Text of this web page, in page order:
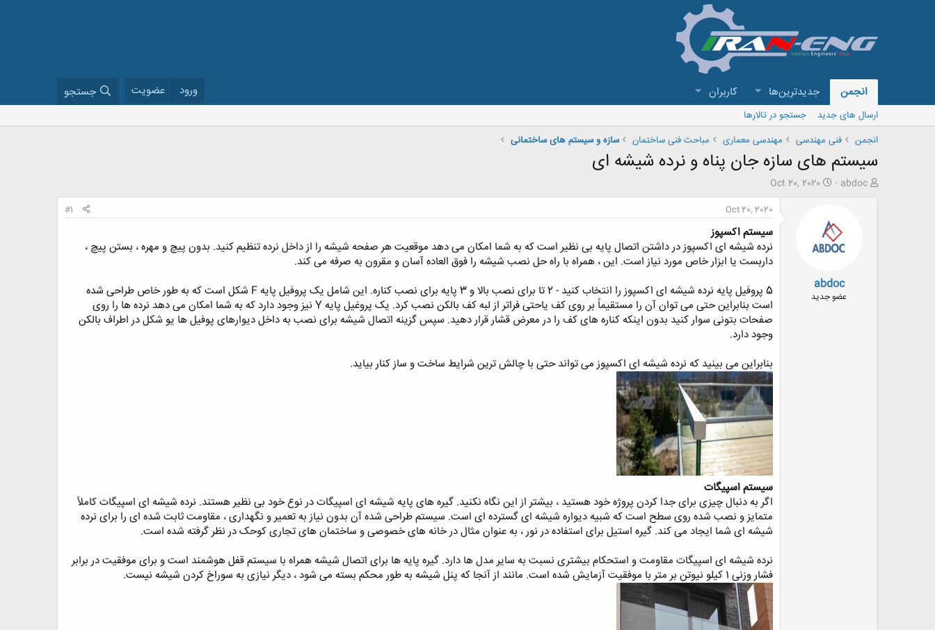
انجمن جدیدترین‌ها کاربران ورود عضویت جستجو
ارسال های جدید
جستجو در تالارها
انجمن
فنی مهندسی مهندسی معماری مباحث فنی ساختمان سازه و سیستم های ساختمانی
سیستم های سازه جان پناه و نرده شیشه ای
ش
abdoc
ت
ش
ر
ع
Oct 20, 2020
abdoc
عضو جدید
Oct 20, 2020
#1
سیستم اکسپوز
نرده شیشه ای اکسپوز در داشتن اتصال پایه بی نظیر است که به شما امکان می دهد موقعیت هر صفحه شیشه را از داخل نرده تنظیم کنید. بدون پیچ و مهره ، بستن پیچ ،
داربست یا ابزار خاص مورد نیاز است. این ، همراه با راه حل نصب شیشه را فوق العاده آسان و مقرون به صرفه می کند.
5 پروفیل پایه نرده شیشه ای اکسپوز را انتخاب کنید - 2 تا برای نصب بالا و 3 پایه برای نصب کناره. این شامل یک پروفیل پایه F شکل است که به طور خاص طراحی شده
است بنابراین حتی می توان آن را مستقیماً بر روی کف یاحتی فراتر از لبه کف بالکن نصب کرد. یک پروغیل پایه Y نیز وجود دارد که به شما امکان می دهد نرده ها را روی
صفحات بتونی سوار کنید بدون اینکه کناره های کف را در معرض قشار قرار دهید. سپس گزینه اتصال شیشه برای نصب به داخل دیوارهای پوفیل ها یو شکل در اطراف بالکن
وجود دارد.
بنابراین می بینید که نرده شیشه ای اکسپوز می تواند حتی با چالش ترین شرایط ساخت و ساز کنار بیاید.
سیستم اسپیگات
اگر به دنبال چیزی برای جدا کردن پروژه خود هستید ، بیشتر از این نگاه نکنید. گیره های پایه شیشه ای اسپیگات در نوع خود بی نظیر هستند. نرده شیشه ای اسپیگات کاملاً
متمایز و نصب شده روی سطح است که شبیه دیواره شیشه ای گسترده ای است. سیستم طراحی شده آن بدون نیاز به تعمیر و نگهداری ، مقاومت ثابت شده ای را برای نرده
شیشه ای شما ایجاد می کند. گیره استیل برای استفاده در نور ، به عنوان مثال در خانه های خصوصی و ساختمان های تجاری کوحک در نظر گرفته شده است.
نرده شیشه ای اسپیگات مقاومت و استحکام بیشتری نسبت به سایر مدل ها دارد. گیره پایه ها برای اتصال شیشه همراه با سیستم قفل هوشمند است و برای موفقیت در برابر
فشار وزنی 1 کیلو نیوتن بر متر با موفقیت آزمایش شده است. مانند از آنجا که پنل شیشه به طور محکم بسته می شود ، دیگر نیازی به سوراخ کردن شیشه نیست.